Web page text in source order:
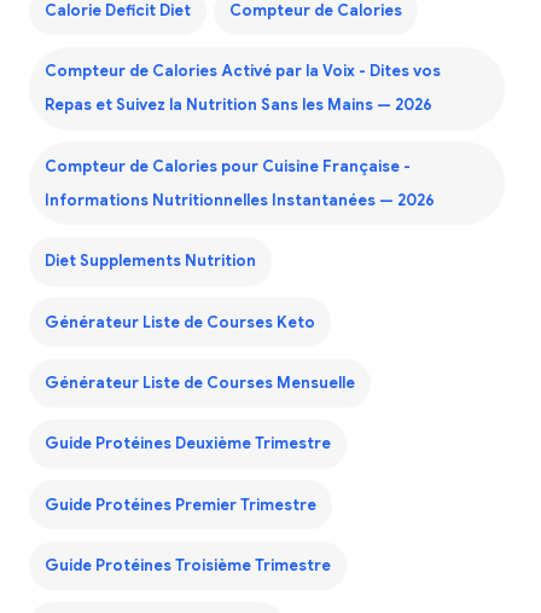
Calorie Deficit Diet Compteur de Calories
Compteur de Calories Activé par la Voix - Dites vos
Repas et Suivez la Nutrition Sans les Mains — 2026
Compteur de Calories pour Cuisine Française -
Informations Nutritionnelles Instantanées — 2026
Diet Supplements Nutrition
Générateur Liste de Courses Keto
Générateur Liste de Courses Mensuelle
Guide Protéines Deuxième Trimestre
Guide Protéines Premier Trimestre
Guide Protéines Troisième Trimestre